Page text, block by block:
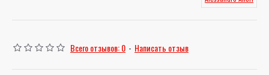
Всего отзывов: 0 - Написать отзыв